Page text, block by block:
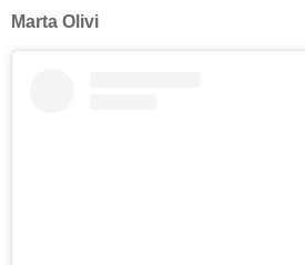
Marta Olivi